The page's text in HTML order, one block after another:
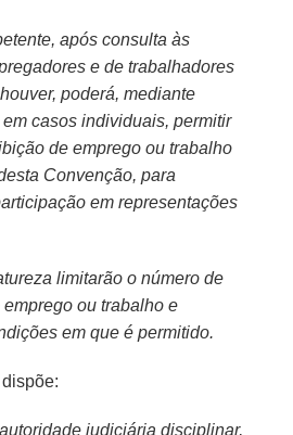
após consulta às
e de trabalhadores
poderá, mediante
casos individuais, permitir
de emprego ou trabalho
Convenção, para
em representações
limitarão o número de
ou trabalho e
em que é permitido.
judiciária disciplinar,